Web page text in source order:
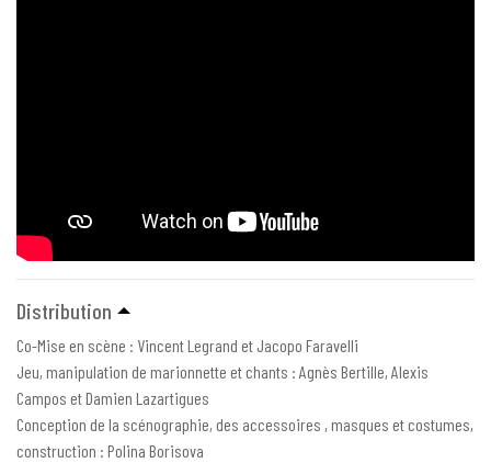
Distribution
Co-Mise en scène : Vincent Legrand et Jacopo Faravelli
Jeu, manipulation de marionnette et chants : Agnès Bertille, Alexis
Campos et Damien Lazartigues
Conception de la scénographie, des accessoires , masques et costumes,
construction : Polina Borisova